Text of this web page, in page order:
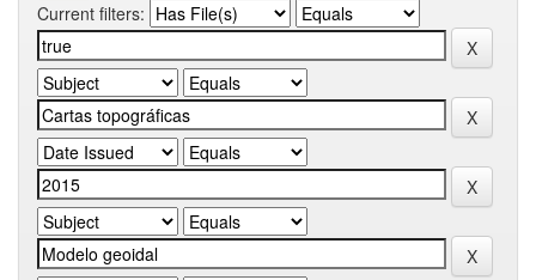
Current filters: